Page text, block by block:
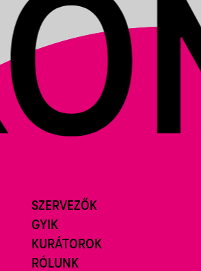
SZERVEZŐK
GYIK
KURÁTOROK
RÓLUNK